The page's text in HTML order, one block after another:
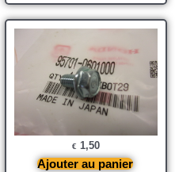
€ 1,50
Ajouter au panier